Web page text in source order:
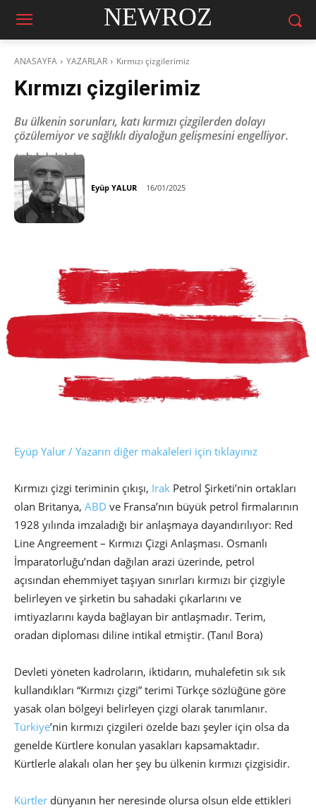
NEWROZ
ANASAYFA YAZARLAR Kırmızı çizgilerimiz
Kırmızı çizgilerimiz
Bu ülkenin sorunları, katı kırmızı çizgilerden dolayı
çözülemiyor ve sağlıklı diyaloğun gelişmesini engelliyor.
Eyüp YALUR 16/01/2025
Eyüp Yalur / Yazarın diğer makaleleri için tıklayınız
Kırmızı çizgi teriminin çıkışı, Irak Petrol Şirketi’nin ortakları
olan Britanya, ABD ve Fransa’nın büyük petrol firmalarının
1928 yılında imzaladığı bir anlaşmaya dayandırılıyor: Red
Line Angreement – Kırmızı Çizgi Anlaşması. Osmanlı
İmparatorluğu’ndan dağılan arazi üzerinde, petrol
açısından ehemmiyet taşıyan sınırları kırmızı bir çizgiyle
belirleyen ve şirketin bu sahadaki çıkarlarını ve
imtiyazlarını kayda bağlayan bir antlaşmadır. Terim,
oradan diploması diline intikal etmiştir. (Tanıl Bora)
Devleti yöneten kadroların, iktidarın, muhalefetin sık sık
kullandıkları “Kırmızı çizgi” terimi Türkçe sözlüğüne göre
yasak olan bölgeyi belirleyen çizgi olarak tanımlanır.
Türkiye’nin kırmızı çizgileri özelde bazı şeyler için olsa da
genelde Kürtlere konulan yasakları kapsamaktadır.
Kürtlerle alakalı olan her şey bu ülkenin kırmızı çizgisidir.
Kürtler dünyanın her neresinde olursa olsun elde ettikleri